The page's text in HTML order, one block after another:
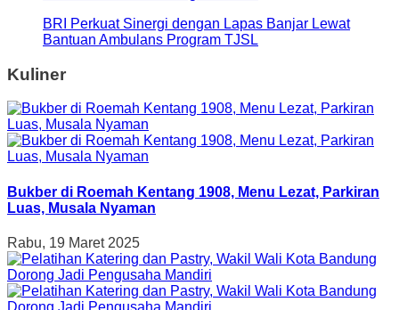
BRI Perkuat Sinergi dengan Lapas Banjar Lewat
Bantuan Ambulans Program TJSL
Kuliner
Bukber di Roemah Kentang 1908, Menu Lezat, Parkiran
Luas, Musala Nyaman
Rabu, 19 Maret 2025